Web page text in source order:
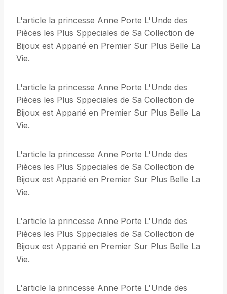
L'article la princesse Anne Porte L'Unde des
Pièces les Plus Sppeciales de Sa Collection de
Bijoux est Apparié en Premier Sur Plus Belle La
Vie.
L'article la princesse Anne Porte L'Unde des
Pièces les Plus Sppeciales de Sa Collection de
Bijoux est Apparié en Premier Sur Plus Belle La
Vie.
L'article la princesse Anne Porte L'Unde des
Pièces les Plus Sppeciales de Sa Collection de
Bijoux est Apparié en Premier Sur Plus Belle La
Vie.
L'article la princesse Anne Porte L'Unde des
Pièces les Plus Sppeciales de Sa Collection de
Bijoux est Apparié en Premier Sur Plus Belle La
Vie.
L'article la princesse Anne Porte L'Unde des